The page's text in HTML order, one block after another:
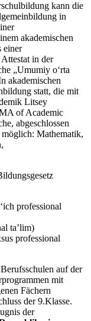
kann die
in
akademischen
einer
in der
„Umumiy o‘rta
akademischen
statt, die mit
Litsey
of Academic
abgeschlossen
Mathematik,
professional
ta’lim)
professional
auf der
mit
Fächern
der 9.Klasse.
der